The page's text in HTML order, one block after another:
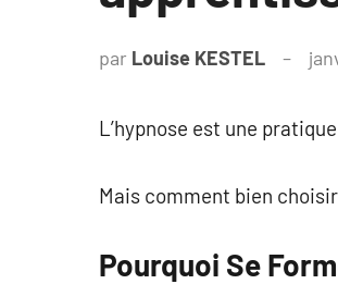
par Louise KESTEL
L’hypnose est une
Mais comment bien
Pourquoi Se